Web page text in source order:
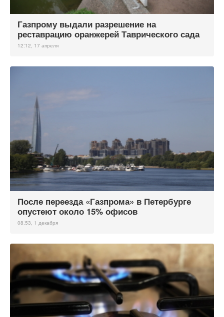
Газпрому выдали разрешение на
реставрацию оранжерей Таврического сада
12:12, 17 апреля
После переезда «Газпрома» в Петербурге
опустеют около 15% офисов
08:53, 1 декабря